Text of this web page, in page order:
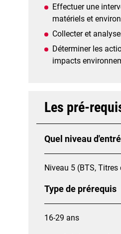
Effectuer une
matériels et
Collecter et
Déterminer les
impacts
Les pré-
Quel niveau
Niveau 5 (BTS,
Type de prérequis
16-29 ans